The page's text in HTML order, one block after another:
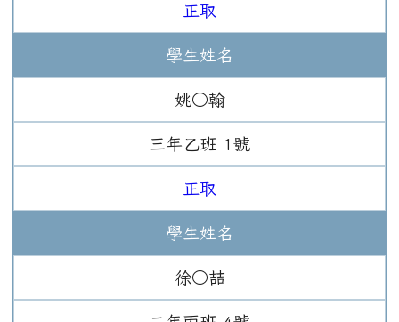
正取
學生姓名
姚○翰
三年 乙班 1 號
正取
學生姓名
徐○喆